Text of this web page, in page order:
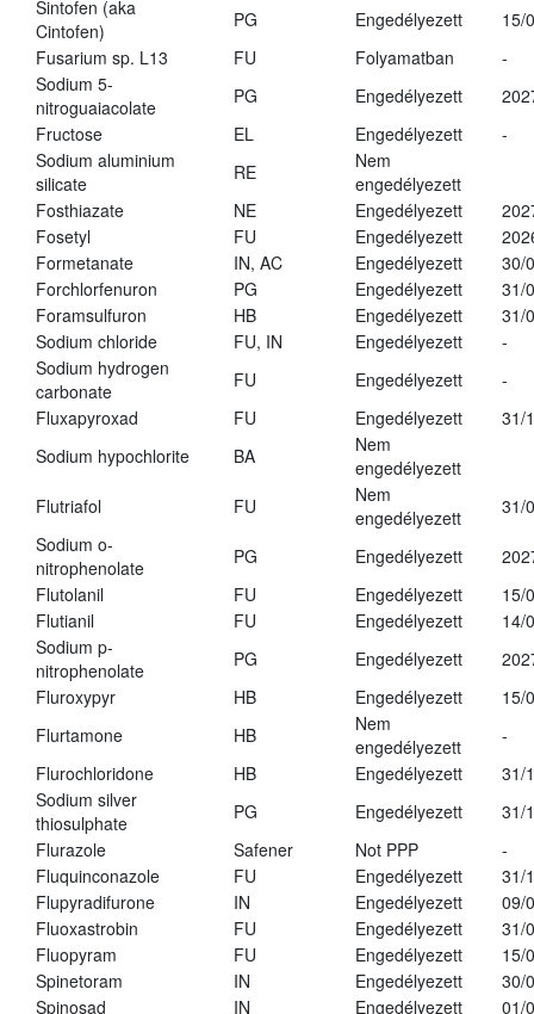
Sintofen (aka
Cintofen)
PG Engedélyezett
15/
Fusarium sp. L13
FU Folyamatban
-
Sodium 5-
nitroguaiacolate
PG Engedélyezett
Fructose
EL Engedélyezett
-
Sodium aluminium
silicate
RE
Nem
engedélyezett
Fosthiazate
NE Engedélyezett
Fosetyl
FU Engedélyezett
Formetanate
IN, AC Engedélyezett
30/
Forchlorfenuron
PG Engedélyezett
31/
Foramsulfuron
HB Engedélyezett
31/
Sodium chloride
FU, IN Engedélyezett
-
Sodium hydrogen
carbonate
FU Engedélyezett
-
Fluxapyroxad
FU Engedélyezett
31/
Sodium hypochlorite
BA
Nem
engedélyezett
Flutriafol
FU
Nem
engedélyezett
31/
Sodium o-
nitrophenolate
PG Engedélyezett
Flutolanil
FU Engedélyezett
15/
Flutianil
FU Engedélyezett
14/
Sodium p-
nitrophenolate
PG Engedélyezett
Fluroxypyr
HB Engedélyezett
15/
Flurtamone
HB
Nem
engedélyezett
-
Flurochloridone
HB Engedélyezett
31/
Sodium silver
thiosulphate
PG Engedélyezett
31/
Flurazole
Safener Not PPP
-
Fluquinconazole
FU Engedélyezett
31/
Flupyradifurone
IN Engedélyezett
09/
Fluoxastrobin
FU Engedélyezett
31/
Fluopyram
FU Engedélyezett
15/
Spinetoram
IN Engedélyezett
30/
Spinosad
IN Engedélyezett
01/